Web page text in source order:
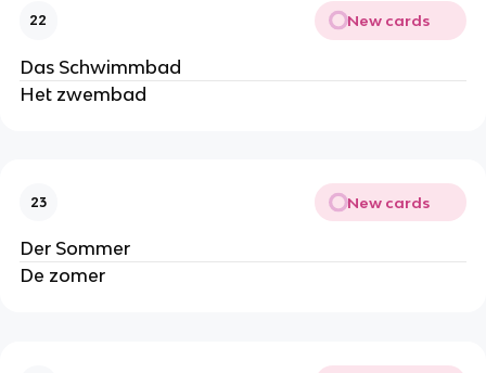
22 New cards
Das Schwimmbad
Het zwembad
23 New cards
Der Sommer
De zomer